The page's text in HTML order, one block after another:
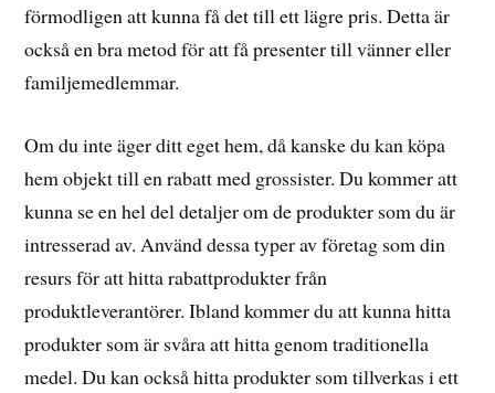
förmodligen att kunna få det till ett lägre pris. Detta är
också en bra metod för att få presenter till vänner eller
familjemedlemmar.
Om du inte äger ditt eget hem, då kanske du kan köpa
hem objekt till en rabatt med grossister. Du kommer att
kunna se en hel del detaljer om de produkter som du är
intresserad av. Använd dessa typer av företag som din
resurs för att hitta rabattprodukter från
produktleverantörer. Ibland kommer du att kunna hitta
produkter som är svåra att hitta genom traditionella
medel. Du kan också hitta produkter som tillverkas i ett